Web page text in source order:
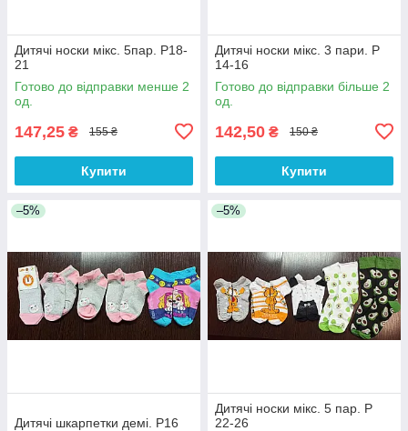
Дитячі носки мікс. 5пар. Р18-
21
Готово до відправки менше 2
од.
147,25 ₴ 155 ₴
Купити
Дитячі носки мікс. 3 пари. Р
14-16
Готово до відправки більше 2
од.
142,50 ₴ 150 ₴
Купити
–5%
Дитячі шкарпетки демі. Р16
–5%
Дитячі носки мікс. 5 пар. Р
22-26